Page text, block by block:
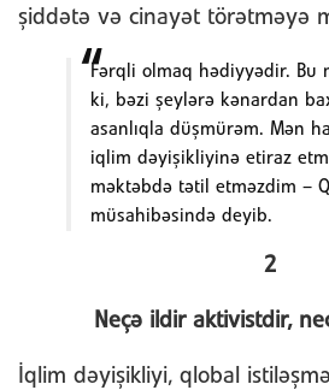
şiddətə və cinayət törətməyə
Fərqli olmaq hədiyyədir. Bu
ki, bəzi şeylərə kənardan
asanlıqla düşmürəm. Mən
iqlim dəyişikliyinə etiraz
məktəbdə tətil etməzdim –
müsahibəsində deyib.
2
Neçə ildir aktivistdir,
İqlim dəyişikliyi, qlobal